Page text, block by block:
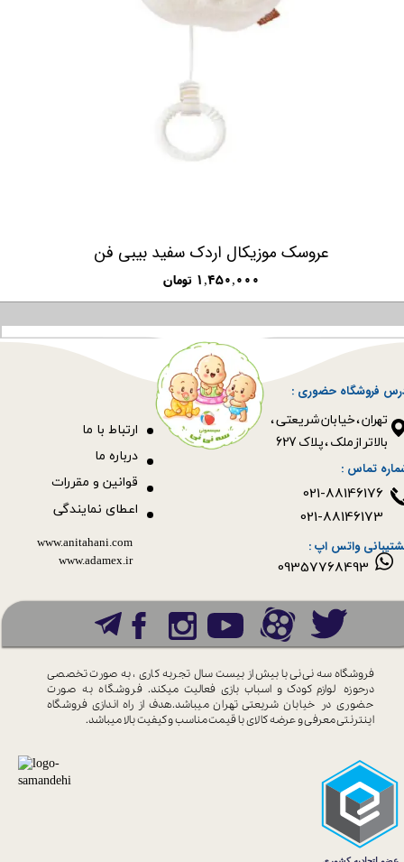
عروسک موزیکال
فروشگاه حضوری :
​​​​​​​تهران ، خیابان شریعتی ،
بالاتر از ملک ، پلاک 627​​​​​​​
قوانین و مقررات
ارتباط با ما
09357768493
درباره ما
اعطای نمایندگی
www.anitahani.com
www.ada​​​​​​​mex.ir
فروشگاه سه نی نی با بیش از بیست سال تجربه کاری ، به صورت تخصصی
درحوزه لوازم کودک و اسباب بازی فعالیت میکند. فروشگاه به صورت
حضوری در خیابان شریعتی تهران میباشد.هدف از راه اندازی فروشگاه
اینترنتی معرفی و عرضه کالای باقیمت مناسب و کیفیت بالا میباشد.
تماس :
واتس اپ :